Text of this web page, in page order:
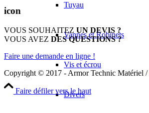
Tuyau
Vannes et Robinets
Vis et écrou
Divers
icon
VOUS SOUHAITEZ UN DEVIS ?
VOUS AVEZ DES QUESTIONS ?
Faire une demande en ligne !
Copyright © 2017 - Armor Technic Matériel /
Faire défiler vers le haut